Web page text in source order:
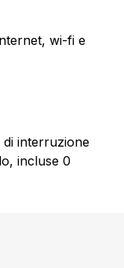
wi-fi e
di interruzione
incluse 0